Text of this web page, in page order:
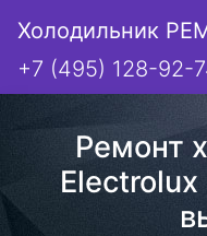
Холодильник
+7 (495) 128-92-
Ремонт